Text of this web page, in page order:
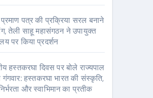
प्रमाण पत्र की प्रक्रिया सरल बनाने
तेली साहू महासंगठन ने उपायुक्त
पर किया प्रदर्शन
हस्तकरघा दिवस पर बोले राज्यपाल
गंगवार: हस्तकरघा भारत की संस्कृति,
और स्वाभिमान का प्रतीक